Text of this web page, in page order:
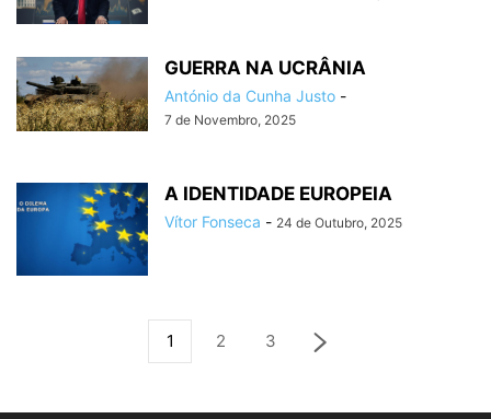
GUERRA NA UCRÂNIA
António da Cunha Justo -
7 de Novembro, 2025
A IDENTIDADE EUROPEIA
Vítor Fonseca - 24 de Outubro, 2025
1 2 3